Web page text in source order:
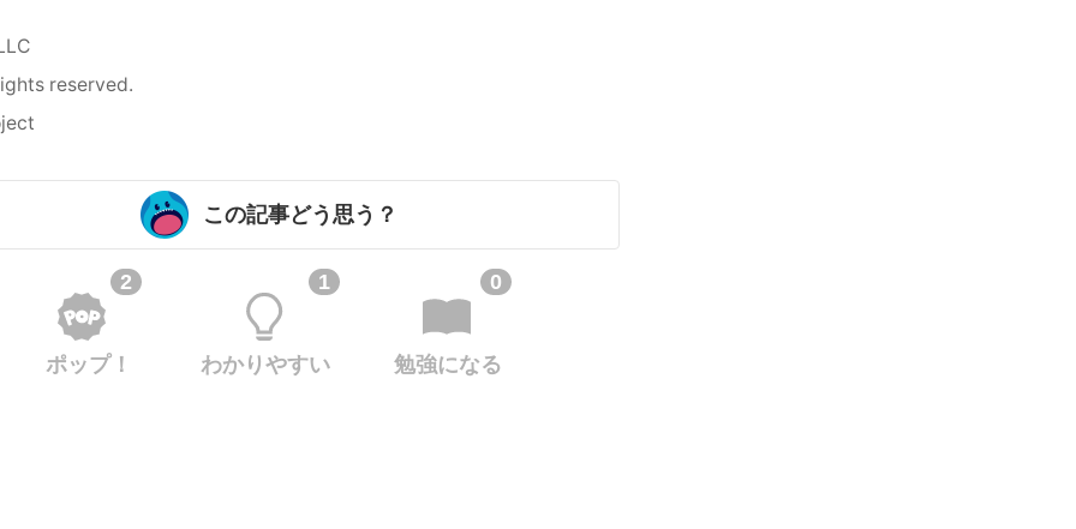
reserved.
この記事どう思う？
2
ポップ！
1
わかりやすい
0
勉強になる